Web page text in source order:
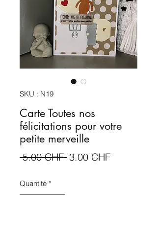
SKU : N19
Carte Toutes nos
félicitations pour votre
petite merveille
5.00 CHF Prix
3.00 CHFPrix
Quantité *